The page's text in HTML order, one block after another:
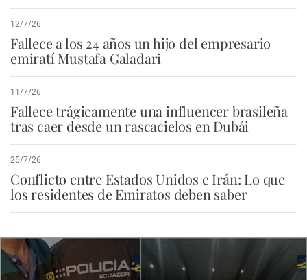
12/7/26
Fallece a los 24 años un hijo del empresario
emiratí Mustafa Galadari
11/7/26
Fallece trágicamente una influencer brasileña
tras caer desde un rascacielos en Dubái
25/7/26
Conflicto entre Estados Unidos e Irán: Lo que
los residentes de Emiratos deben saber